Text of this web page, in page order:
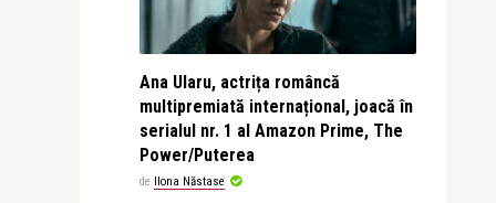
Ana Ularu, actrița româncă
multipremiată internațional, joacă în
serialul nr. 1 al Amazon Prime, The
Power/Puterea
de Ilona Năstase